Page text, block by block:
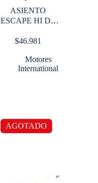
ASIENTO
ESCAPE HI DT
$46.981
Motores
International
AGOTADO